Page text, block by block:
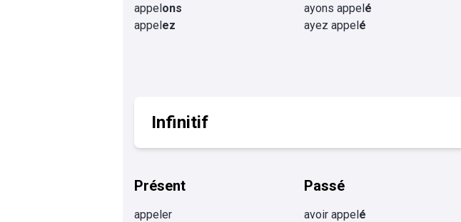
appelons
appelez
ayons appelé
ayez appelé
Infinitif
Présent
appeler
Passé
avoir appelé